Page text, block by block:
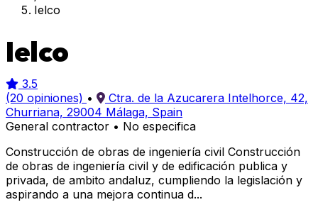
Ielco
Ielco
3.5
(20 opiniones) •
Ctra. de la Azucarera Intelhorce, 42,
Churriana, 29004 Málaga, Spain
General contractor • No especifica
Construcción de obras de ingeniería civil Construcción
de obras de ingeniería civil y de edificación publica y
privada, de ambito andaluz, cumpliendo la legislación y
aspirando a una mejora continua d...